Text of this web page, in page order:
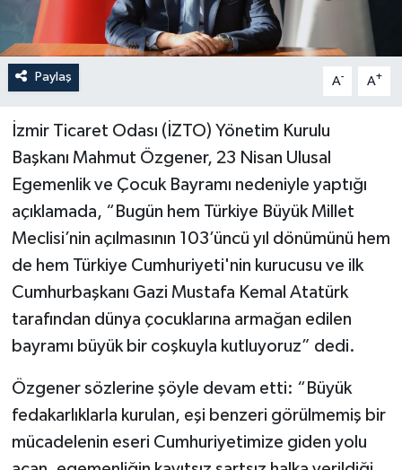
Paylaş A- A+
İzmir Ticaret Odası (İZTO) Yönetim Kurulu
Başkanı Mahmut Özgener, 23 Nisan Ulusal
Egemenlik ve Çocuk Bayramı nedeniyle yaptığı
açıklamada, “Bugün hem Türkiye Büyük Millet
Meclisi’nin açılmasının 103’üncü yıl dönümünü hem
de hem Türkiye Cumhuriyeti'nin kurucusu ve ilk
Cumhurbaşkanı Gazi Mustafa Kemal Atatürk
tarafından dünya çocuklarına armağan edilen
bayramı büyük bir coşkuyla kutluyoruz” dedi.
Özgener sözlerine şöyle devam etti: “Büyük
fedakarlıklarla kurulan, eşi benzeri görülmemiş bir
mücadelenin eseri Cumhuriyetimize giden yolu